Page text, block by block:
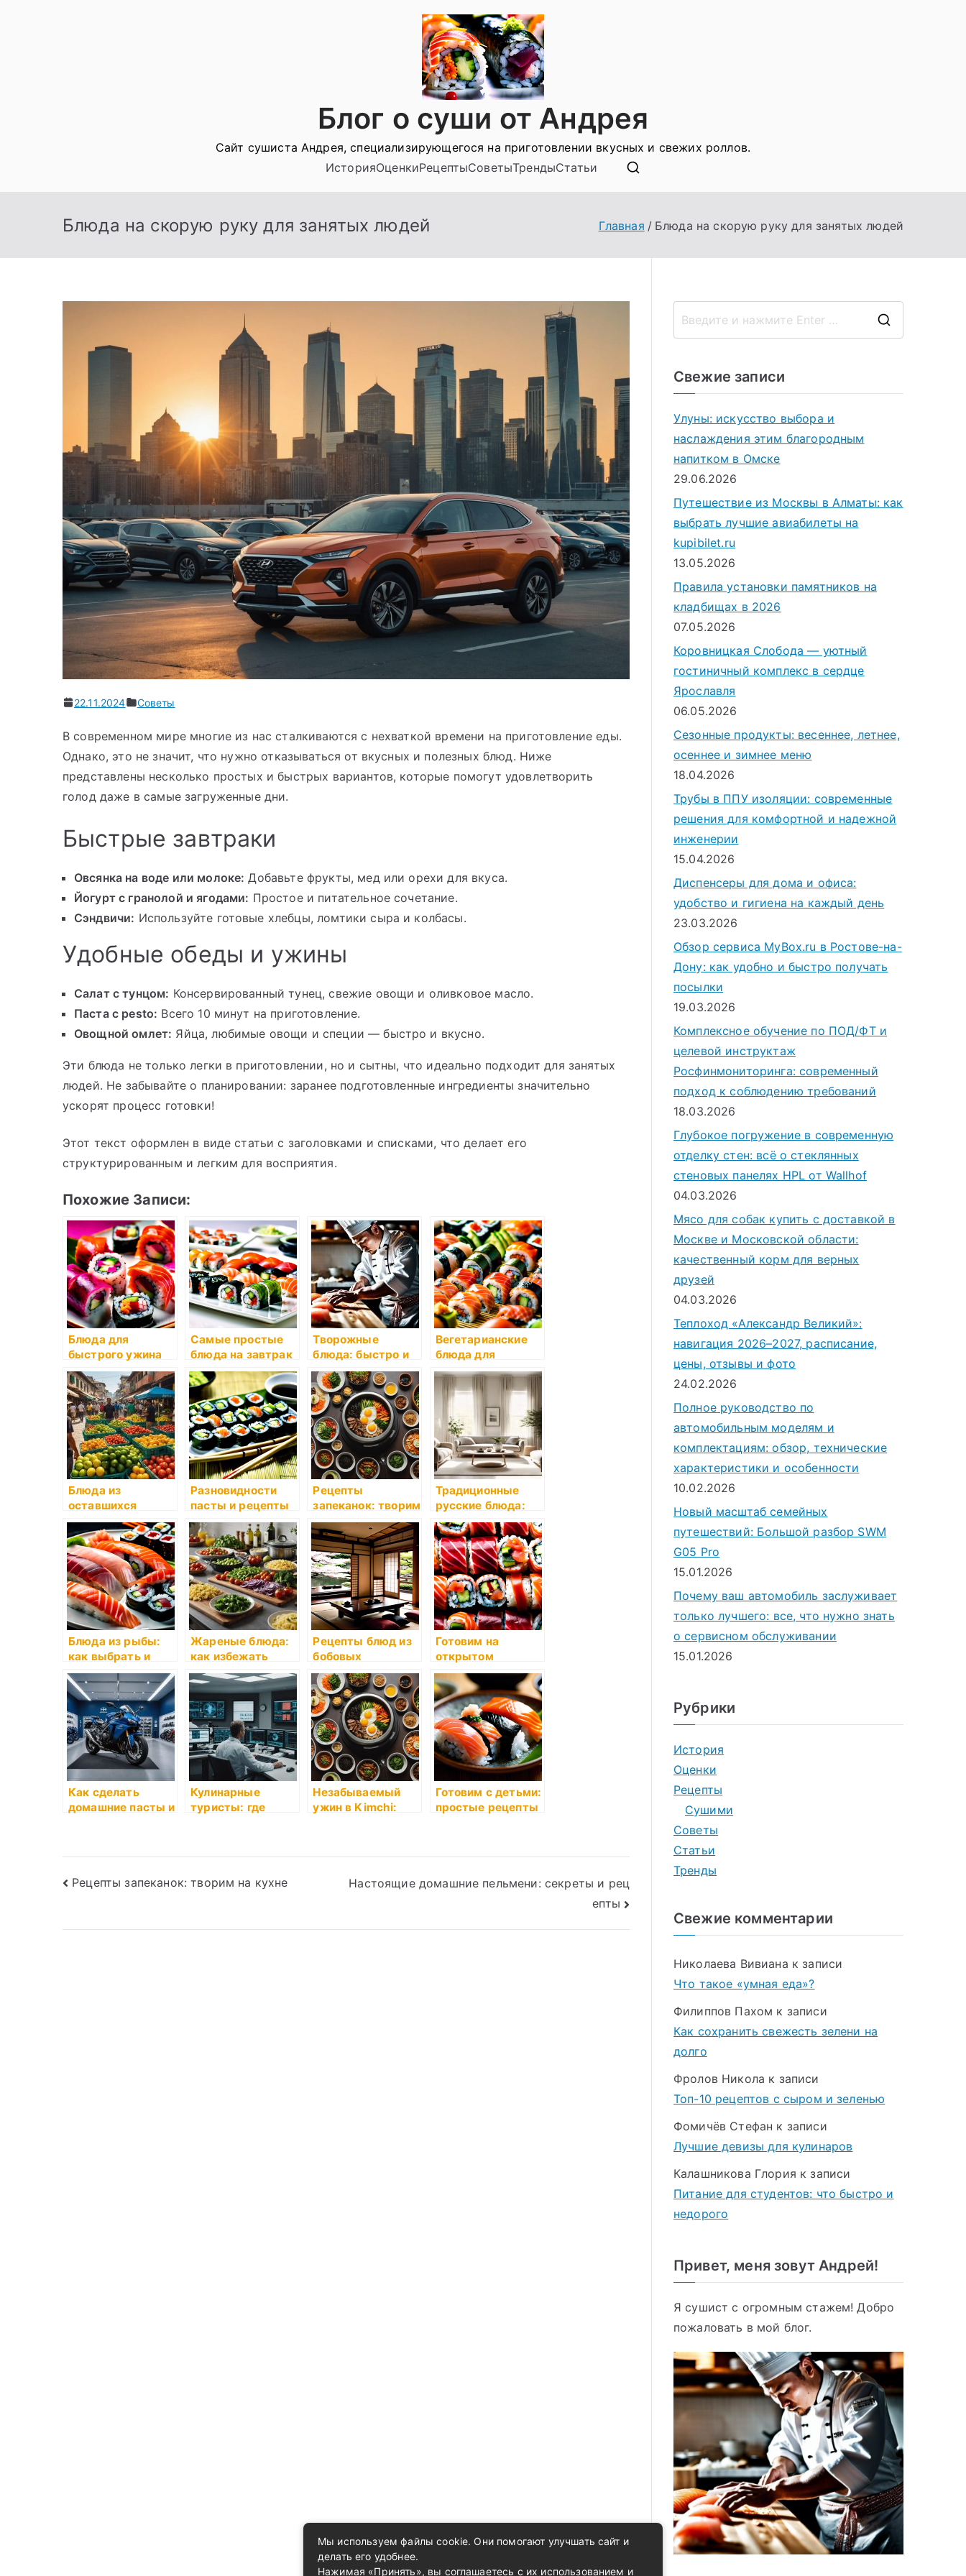
Блог о суши от Андрея
Сайт сушиста Андрея, специализирующегося на приготовлении вкусных и свежих роллов.
ИсторияОценкиРецептыСоветыТрендыСтатьи
Блюда на скорую руку для занятых людей Главная Блюда на скорую руку для занятых людей
22.11.2024 Советы
В современном мире многие из нас сталкиваются с нехваткой времени на приготовление еды.
Однако, это не значит, что нужно отказываться от вкусных и полезных блюд. Ниже
представлены несколько простых и быстрых вариантов, которые помогут удовлетворить
голод даже в самые загруженные дни.
Быстрые завтраки
Овсянка на воде или молоке: Добавьте фрукты, мед или орехи для вкуса.
Йогурт с гранолой и ягодами: Простое и питательное сочетание.
Сэндвичи: Используйте готовые хлебцы, ломтики сыра и колбасы.
Удобные обеды и ужины
Салат с тунцом: Консервированный тунец, свежие овощи и оливковое масло.
Паста с pesto: Всего 10 минут на приготовление.
Овощной омлет: Яйца, любимые овощи и специи — быстро и вкусно.
Эти блюда не только легки в приготовлении, но и сытны, что идеально подходит для занятых
людей. Не забывайте о планировании: заранее подготовленные ингредиенты значительно
ускорят процесс готовки!
Этот текст оформлен в виде статьи с заголовками и списками, что делает его
структурированным и легким для восприятия.
Похожие Записи:
Блюда для
быстрого ужина
Самые простые
блюда на завтрак
Творожные
блюда: быстро и
вкусно
Вегетарианские
блюда для
начинающих
Блюда из
оставшихся
продуктов
Разновидности
пасты и рецепты
с ней
Рецепты
запеканок: творим
на кухне
Традиционные
русские блюда:
рецепты и
история
Блюда из рыбы:
как выбрать и
приготовить
Жареные блюда:
как избежать
лишнего жира
Рецепты блюд из
бобовых
Готовим на
открытом
воздухе: советы
Как сделать
домашние пасты и
Кулинарные
туристы: где
Незабываемый
ужин в Kimchi:
Готовим с детьми:
простые рецепты
Навигация
Рецепты запеканок: творим на кухне
Настоящие домашние пельмени: секреты и рец
епты
Свежие записи
Улуны: искусство выбора и
наслаждения этим благородным
напитком в Омске
29.06.2026
Путешествие из Москвы в Алматы: как
выбрать лучшие авиабилеты на
kupibilet.ru
13.05.2026
Правила установки памятников на
кладбищах в 2026
07.05.2026
Коровницкая Слобода — уютный
гостиничный комплекс в сердце
Ярославля
06.05.2026
Сезонные продукты: весеннее, летнее,
осеннее и зимнее меню
18.04.2026
Трубы в ППУ изоляции: современные
решения для комфортной и надежной
инженерии
15.04.2026
Диспенсеры для дома и офиса:
удобство и гигиена на каждый день
23.03.2026
Обзор сервиса MyBox.ru в Ростове-на-
Дону: как удобно и быстро получать
посылки
19.03.2026
Комплексное обучение по ПОД/ФТ и
целевой инструктаж
Росфинмониторинга: современный
подход к соблюдению требований
18.03.2026
Глубокое погружение в современную
отделку стен: всё о стеклянных
стеновых панелях HPL от Wallhof
04.03.2026
Мясо для собак купить с доставкой в
Москве и Московской области:
качественный корм для верных
друзей
04.03.2026
Теплоход «Александр Великий»:
навигация 2026–2027, расписание,
цены, отзывы и фото
24.02.2026
Полное руководство по
автомобильным моделям и
комплектациям: обзор, технические
характеристики и особенности
10.02.2026
Новый масштаб семейных
путешествий: Большой разбор SWM
G05 Pro
15.01.2026
Почему ваш автомобиль заслуживает
только лучшего: все, что нужно знать
о сервисном обслуживании
15.01.2026
Рубрики
История
Оценки
Рецепты
Сушими
Советы
Статьи
Тренды
Свежие комментарии
Николаева Вивиана к записи
Что такое «умная еда»?
Филиппов Пахом к записи
Как сохранить свежесть зелени на
долго
Фролов Никола к записи
Топ-10 рецептов с сыром и зеленью
Фомичёв Стефан к записи
Лучшие девизы для кулинаров
Калашникова Глория к записи
Питание для студентов: что быстро и
недорого
Привет, меня зовут Андрей!
Я сушист с огромным стажем! Добро
пожаловать в мой блог.
Мы используем файлы cookie. Они помогают улучшать сайт и
делать его удобнее.
Нажимая «Принять», вы соглашаетесь с их использованием и